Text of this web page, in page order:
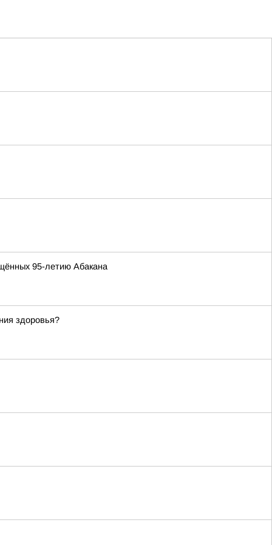
95-летию Абакана
здоровья?